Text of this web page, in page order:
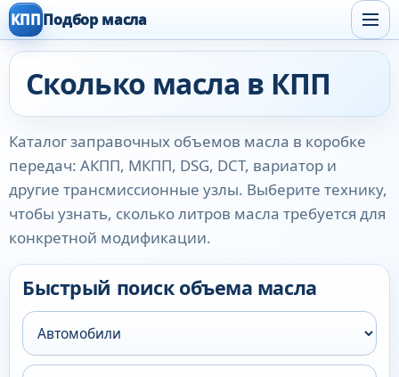
КПППодбор масла
Сколько масла в КПП
Каталог заправочных объемов масла в коробке
передач: АКПП, МКПП, DSG, DCT, вариатор и
другие трансмиссионные узлы. Выберите технику,
чтобы узнать, сколько литров масла требуется для
конкретной модификации.
Быстрый поиск объема масла